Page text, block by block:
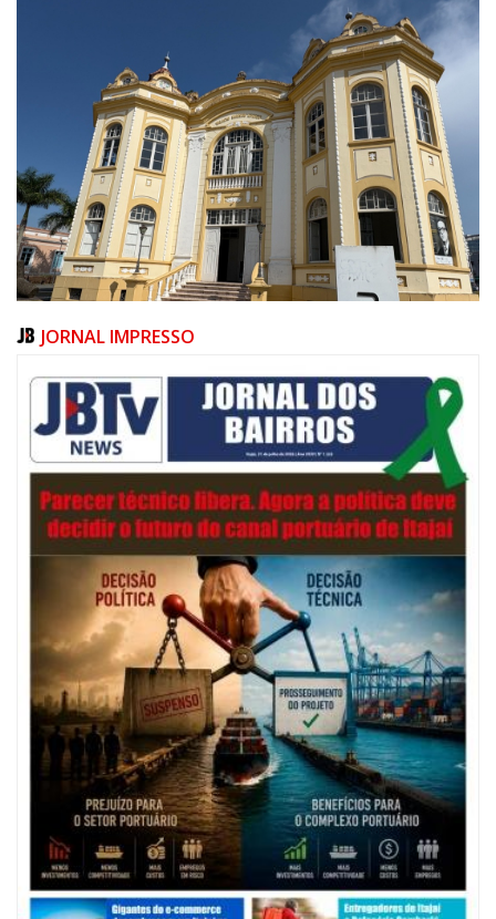
05/08/2026 | 07:00
Salão Nobre Rui Barbosa do Palácio Marcos Konder abrigará gabinete
protocolar do Município
ITAJAÍ
JORNAL IMPRESSO